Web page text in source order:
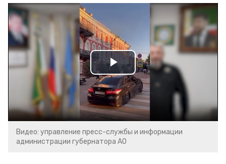
Play
Video
Видео: управление пресс-службы и информации
администрации губернатора АО